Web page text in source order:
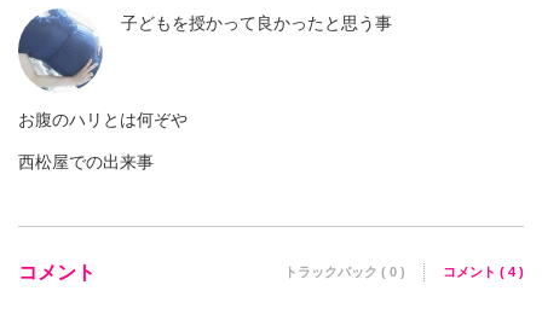
子どもを授かって良かったと思う事
お腹のハリとは何ぞや
西松屋での出来事
コメント トラックバック ( 0 ) コメント ( 4 )